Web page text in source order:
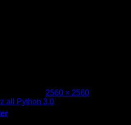
2560 × 2560
all Python 3,0
aber Sie können einen